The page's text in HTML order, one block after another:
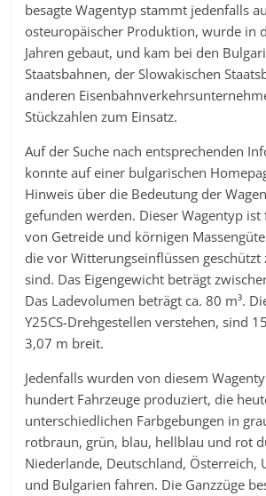
besagte Wagentyp stammt jedenfalls
osteuropäischer Produktion, wurde in
Jahren gebaut, und kam bei den
Staatsbahnen, der Slowakischen
anderen
Stückzahlen zum Einsatz.
Auf der Suche nach entsprechenden
konnte auf einer bulgarischen
Hinweis über die Bedeutung der
gefunden werden. Dieser Wagentyp
von Getreide und körnigen
die vor Witterungseinflüssen
sind. Das Eigengewicht beträgt
Das Ladevolumen beträgt ca. 80 m³.
Y25CS-Drehgestellen verstehen, sind
3,07 m breit.
Jedenfalls wurden von diesem
hundert Fahrzeuge produziert, die
unterschiedlichen Farbgebungen in
rotbraun, grün, blau, hellblau und rot
Niederlande, Deutschland, Österreich,
und Bulgarien fahren. Die Ganzzüge